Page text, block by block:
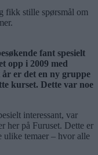
fikk stille spørsmål om
fant spesielt
opp i 2009 med
er det en ny gruppe
kurset. Dette var noe
interessant, var
her på Furuset. Dette er
ulike temaer – hvor alle